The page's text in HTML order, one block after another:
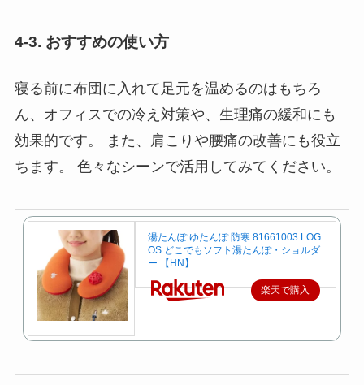
4-3. おすすめの使い方
寝る前に布団に入れて足元を温めるのはもちろ
ん、オフィスでの冷え対策や、生理痛の緩和にも
効果的です。 また、肩こりや腰痛の改善にも役立
ちます。 色々なシーンで活用してみてください。
湯たんぽ ゆたんぽ 防寒 81661003 LOG
OS どこでもソフト湯たんぽ・ショルダ
ー 【HN】
楽天で購入